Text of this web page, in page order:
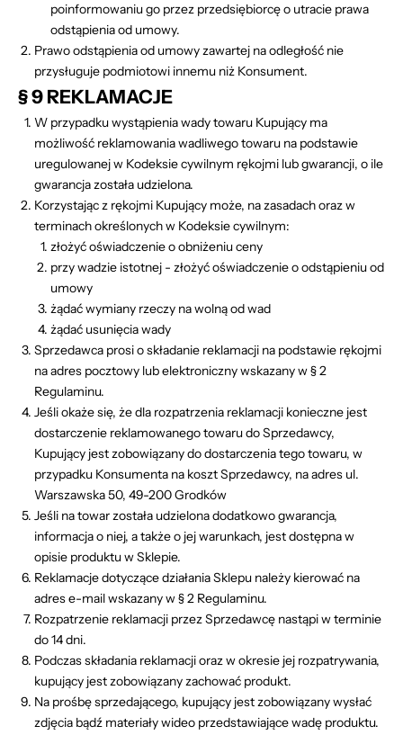
poinformowaniu go przez przedsiębiorcę o utracie prawa
odstąpienia od umowy.
Prawo odstąpienia od umowy zawartej na odległość nie
przysługuje podmiotowi innemu niż Konsument.
§ 9 REKLAMACJE
W przypadku wystąpienia wady towaru Kupujący ma
możliwość reklamowania wadliwego towaru na podstawie
uregulowanej w Kodeksie cywilnym rękojmi lub gwarancji, o ile
gwarancja została udzielona.
Korzystając z rękojmi Kupujący może, na zasadach oraz w
terminach określonych w Kodeksie cywilnym:
złożyć oświadczenie o obniżeniu ceny
przy wadzie istotnej - złożyć oświadczenie o odstąpieniu od
umowy
żądać wymiany rzeczy na wolną od wad
żądać usunięcia wady
Sprzedawca prosi o składanie reklamacji na podstawie rękojmi
na adres pocztowy lub elektroniczny wskazany w § 2
Regulaminu.
Jeśli okaże się, że dla rozpatrzenia reklamacji konieczne jest
dostarczenie reklamowanego towaru do Sprzedawcy,
Kupujący jest zobowiązany do dostarczenia tego towaru, w
przypadku Konsumenta na koszt Sprzedawcy, na adres ul.
Warszawska 50, 49-200 Grodków
Jeśli na towar została udzielona dodatkowo gwarancja,
informacja o niej, a także o jej warunkach, jest dostępna w
opisie produktu w Sklepie.
Reklamacje dotyczące działania Sklepu należy kierować na
adres e-mail wskazany w § 2 Regulaminu.
Rozpatrzenie reklamacji przez Sprzedawcę nastąpi w terminie
do 14 dni.
Podczas składania reklamacji oraz w okresie jej rozpatrywania,
kupujący jest zobowiązany zachować produkt.
Na prośbę sprzedającego, kupujący jest zobowiązany wysłać
zdjęcia bądź materiały wideo przedstawiające wadę produktu.